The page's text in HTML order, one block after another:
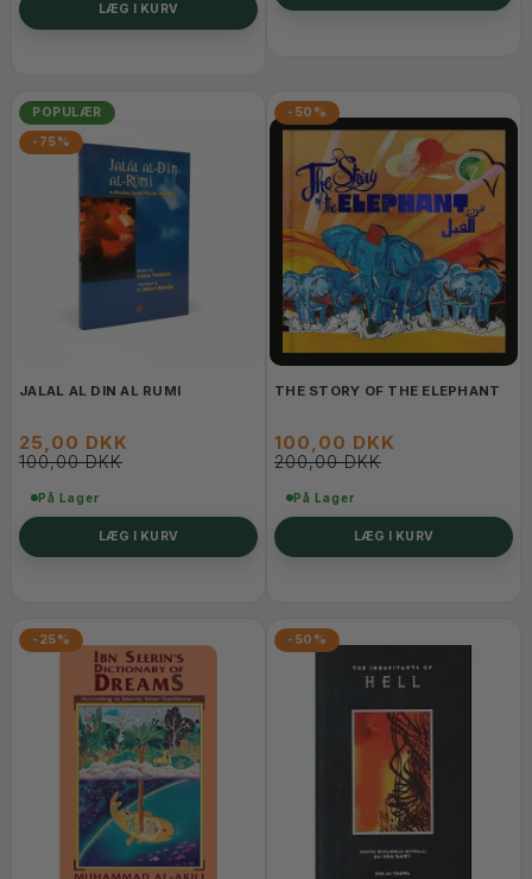
LÆG I KURV
POPULÆR
-75%
JALAL AL DIN AL RUMI
25,00 DKK
100,00 DKK
På Lager
LÆG I KURV
-50%
THE STORY OF THE ELEPHANT
100,00 DKK
200,00 DKK
På Lager
LÆG I KURV
-25% -50%